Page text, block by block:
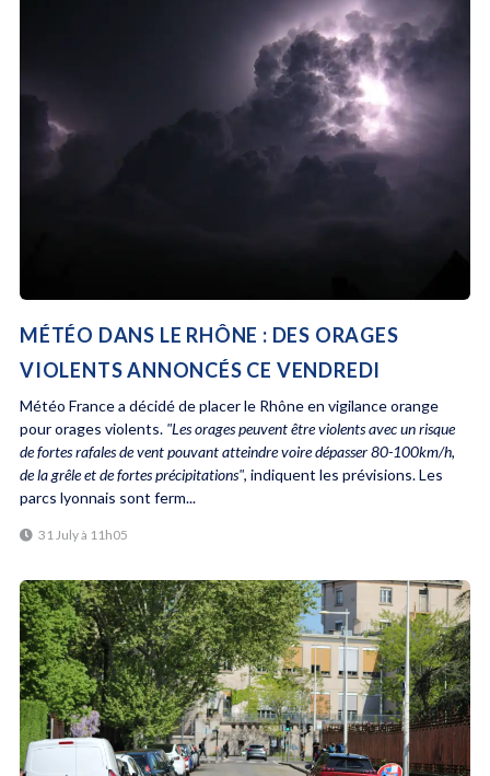
MÉTÉO DANS LE RHÔNE : DES ORAGES
VIOLENTS ANNONCÉS CE VENDREDI
Météo France a décidé de placer le Rhône en vigilance orange
pour orages violents. "Les orages peuvent être violents avec un risque
de fortes rafales de vent pouvant atteindre voire dépasser 80-100km/h,
de la grêle et de fortes précipitations", indiquent les prévisions. Les
parcs lyonnais sont ferm...
31 July à 11h05